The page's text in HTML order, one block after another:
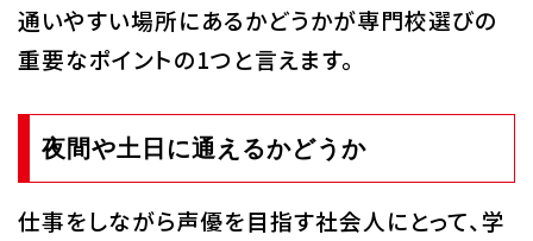
通いやすい場所にあるかどうかが専門校選びの
重要なポイントの1つと言えます。
夜間や土日に通えるかどうか
仕事をしながら声優を目指す社会人にとって、学